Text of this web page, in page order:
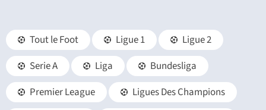
Tout le Foot Ligue 1
Ligue 2
Serie A
Liga
Bundesliga
Premier League
Ligues Des Champions